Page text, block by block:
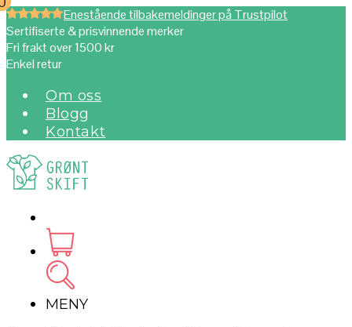
Enestående tilbakemeldinger på Trustpilot
Sertifiserte & prisvinnende merker
Fri frakt over 1500 kr
Enkel retur
Om oss
Blogg
Kontakt
MENY